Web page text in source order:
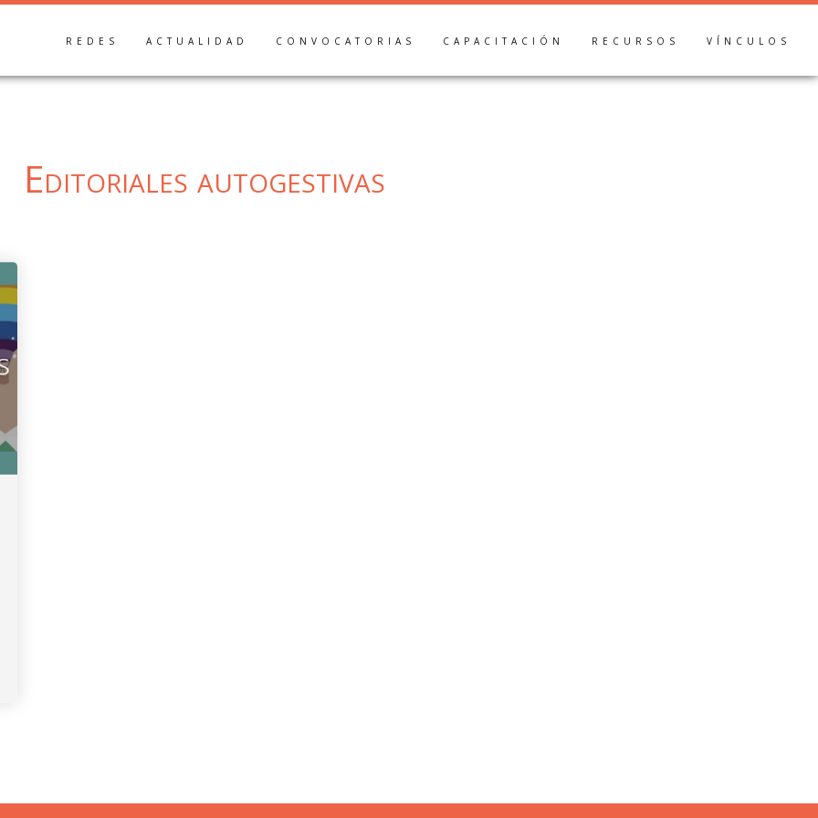
REDES ACTUALIDAD CONVOCATORIAS CAPACITACIÓN RECURSOS VÍNCULOS
Editoriales autogestivas